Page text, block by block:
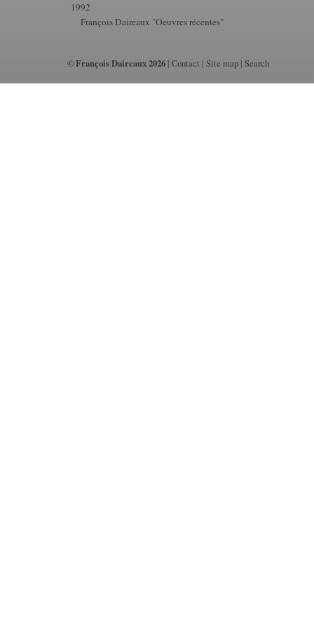
1992
François Daireaux "Oeuvres récentes"
© François Daireaux 2026 |Contact |Site map |Search